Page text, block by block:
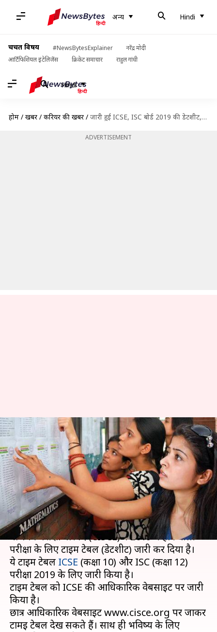
अन्य Hindi
चर्चित विषय #NewsBytesExplainer
नरेंद्र मोदी
आर्टिफिशियल इंटेलिजेंस
क्रिकेट समाचार राहुल गांधी
Hindi
होम / खबरें / करियर की खबरें / जारी हुई ICSE, ISC बोर्ड 2019 की डेटशीट, 04 फरवरी से होगी परीक्षा, देखें पूरा शेड्यूल
ADVERTISEMENT
जारी हुई ICSE, ISC बोर्ड 2019 की
डेटशीट, 04 फरवरी से होगी परीक्षा,
देखें पूरा शेड्यूल
लेखन मोना दीक्षित Dec 03, 2018 08:08 pm
क्या है खबर?
आज यानी कि 03 दिसंबर, 2018 को भारतीय स्कूल
प्रमाणपत्र परीक्षा परिषद (CISCE) ने 2019 में होने वाली
परीक्षा के लिए टाइम टेबल (डेटशीट) जारी कर दिया है।
ये टाइम टेबल ICSE (कक्षा 10) और ISC (कक्षा 12)
परीक्षा 2019 के लिए जारी किया है।
टाइम टेबल को ICSE की आधिकारिक वेबसाइट पर जारी
किया है।
छात्र आधिकारिक वेबसाइट www.cisce.org पर जाकर
टामइ टेबल देख सकते हैं। साथ ही भविष्य के लिए